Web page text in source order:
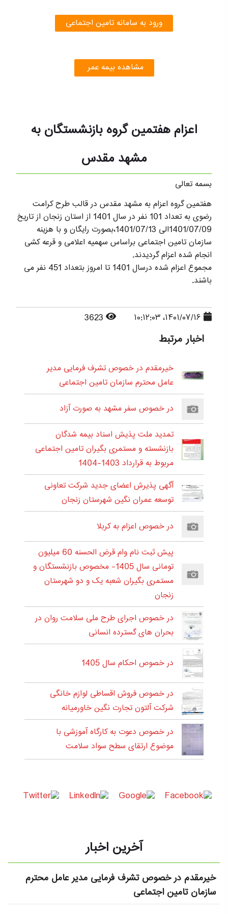
ورود به سامانه تامین اجتماعی
مشاهده بیمه عمر
اعزام هفتمین گروه بازنشستگان به
مشهد مقدس
بسمه تعالی
هفتمین گروه اعزام به مشهد مقدس در قالب طرح کرامت
رضوی به تعداد 101 نفر در سال 1401 از استان زنجان از تاریخ
1401/07/09الی 1401/07/13،بصورت رایگان و با هزینه
سازمان تامین اجتماعی براساس سهمیه اعلامی و قرعه کشی
انجام شده اعزام گردیدند.
مجموع اعزام شده درسال 1401 تا امروز بتعداد 451 نفر می
باشند.
اخبار مرتبط
خیرمقدم در خصوص تشرف فرمایی مدیر
عامل محترم سازمان تامین اجتماعی
در خصوص سفر مشهد به صورت آزاد
تمدید ملت پذیش اسناد بیمه شدگان
بازنشسته و مستمری بگیران تامین اجتماعی
مربوط به قرارداد 1403-1404
آگهی پذیرش اعضای جدید شرکت تعاونی
توسعه عمران نگین شهرستان زنجان
در خصوص اعزام به کربلا
پیش ثبت نام وام قرض الحسنه 60 میلیون
تومانی سال 1405- مخصوص بازنشستگان و
مستمری بگیران شعبه یک و دو شهرستان
زنجان
در خصوص اجرای طرح ملی سلامت روان در
بحران های گسترده انسانی
در خصوص احکام سال 1405
در خصوص فروش اقساطی لوازم خانگی
شرکت آلتون تجارت نگین خاورمیانه
در خصوص دعوت به کارگاه آموزشی با
موضوع ارتقای سطح سواد سلامت
آخرین اخبار
خیرمقدم در خصوص تشرف فرمایی مدیر عامل محترم
سازمان تامین اجتماعی